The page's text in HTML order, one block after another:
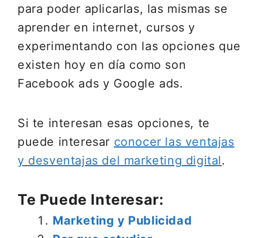
para poder aplicarlas, las mismas se
aprender en internet, cursos y
experimentando con las opciones que
existen hoy en día como son
Facebook ads y Google ads.
Si te interesan esas opciones, te
puede interesar conocer las ventajas
y desventajas del marketing digital.
Te Puede Interesar:
Marketing y Publicidad